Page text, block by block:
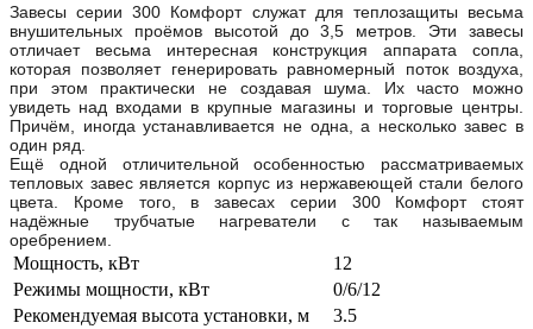
Завесы серии 300 Комфорт служат для теплозащиты весьма
внушительных проёмов высотой до 3,5 метров. Эти завесы
отличает весьма интересная конструкция аппарата сопла,
которая позволяет генерировать равномерный поток воздуха,
при этом практически не создавая шума. Их часто можно
увидеть над входами в крупные магазины и торговые центры.
Причём, иногда устанавливается не одна, а несколько завес в
один ряд.
Ещё одной отличительной особенностью рассматриваемых
тепловых завес является корпус из нержавеющей стали белого
цвета. Кроме того, в завесах серии 300 Комфорт стоят
надёжные трубчатые нагреватели с так называемым
оребрением.
Мощность, кВт
12
Режимы мощности, кВт
0/6/12
Рекомендуемая высота установки, м
3.5